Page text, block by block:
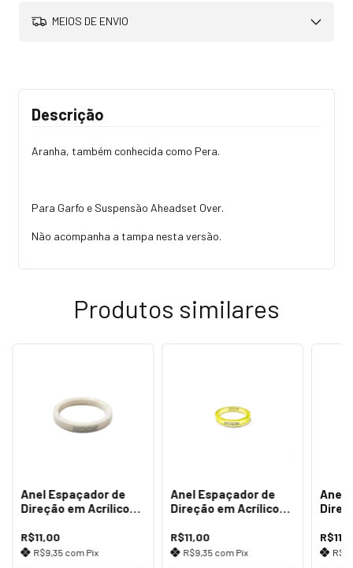
MEIOS DE ENVIO
Descrição
Aranha, também conhecida como Pera.
Para Garfo e Suspensão Aheadset Over.
Não acompanha a tampa nesta versão.
Produtos similares
Anel Espaçador de
Direção em Acrílico
R$11,00
R$9,35 com Pix
Anel Espaçador de
Direção em Acrílico
R$11,00
R$9,35 com Pix
Anel